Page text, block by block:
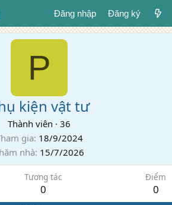
Đăng nhập Đăng ký
P
kiện vật tư
Thành viên · 36
gia 18/9/2024
nhà 15/7/2026
Tương tác
0
Điểm
0